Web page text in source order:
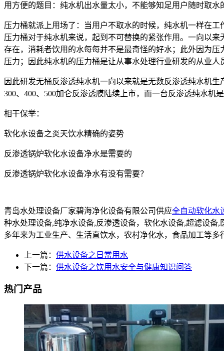
用方便的题目：纯水机出水量太小，不能够知足用户随时取水
压力桶就派上用场了：当用户不取水的时候，纯水机一样在
压力桶对于纯水机来说，起到不可替换的紧张作用。一向以
存在，消耗者饮用的水每每并不是最奇怪的好水；此外因为
压力；因此纯水机的压力桶是让从事水处理行业研发的从业人
因此研发无桶反渗透纯水机一向以来就是无数反渗透纯水机
300、400、500加仑反渗透膜陆续上市，而一台反渗透纯水
相干保举：
软化水设备之炎天饮水精确的姿势
反渗透锅炉软化水设备净水是需要的
反渗透锅炉软化水设备净水有没有需要？
青岛水处理设备厂家碧海净化设备有限公司供应全自动软化水
种水处理设备,纯净水设备,反渗透设备，软化水设备,超滤设
多年来为工业生产、生活直饮水，农村净化水，食品加工等
上一篇： 供水设备之日常用水
下一篇： 供水设备之饮用水安全与健康知识问答
热门产品